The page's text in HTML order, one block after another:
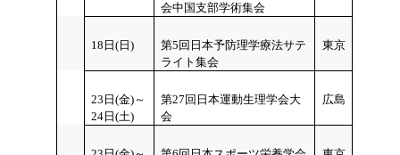
会中国支部学術集会
18日(日)
第5回日本予防理学療法サテ
ライト集会
東京
23日(金)～
24日(土)
第27回日本運動生理学会大
会
広島